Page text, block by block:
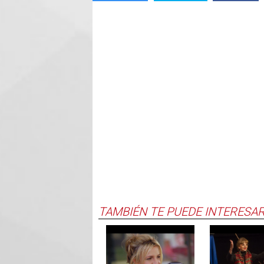
TAMBIÉN TE PUEDE